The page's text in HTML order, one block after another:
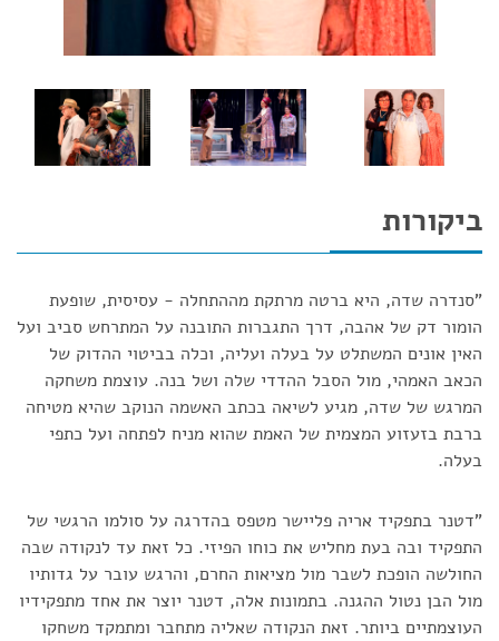
ביקורות
"סנדרה שדה, היא ברטה מרתקת מההתחלה - עסיסית, שופעת
הומור דק של אהבה, דרך התגברות התובנה על המתרחש סביב ועל
האין אונים המשתלט על בעלה ועליה, וכלה בביטוי ההדוק של
הכאב האמהי, מול הסבל ההדדי שלה ושל בנה. עוצמת משחקה
המרגש של שדה, מגיע לשיאה בכתב האשמה הנוקב שהיא מטיחה
ברבת בזעזוע המצמית של האמת שהוא מניח לפתחה ועל כתפי
בעלה.
"דטנר בתפקיד אריה פליישר מטפס בהדרגה על סולמו הרגשי של
התפקיד ובה בעת מחליש את כוחו הפיזי. כל זאת עד לנקודה שבה
החולשה הופכת לשבר מול מציאות החרם, והרגש עובר על גדותיו
מול הבן נטול ההגנה. בתמונות אלה, דטנר יוצר את אחד מתפקידיו
העוצמתיים ביותר. זאת הנקודה שאליה מתחבר ומתמקד משחקו